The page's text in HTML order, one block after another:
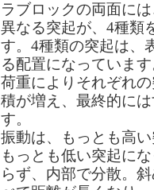
ラブロックの両面に
異なる突起が、4種類
す。4種類の突起は、
る配置になっていま
荷重によりそれぞれ
積が増え、最終的に
す。
振動は、もっとも高
もっとも低い突起に
らず、内部で分散。